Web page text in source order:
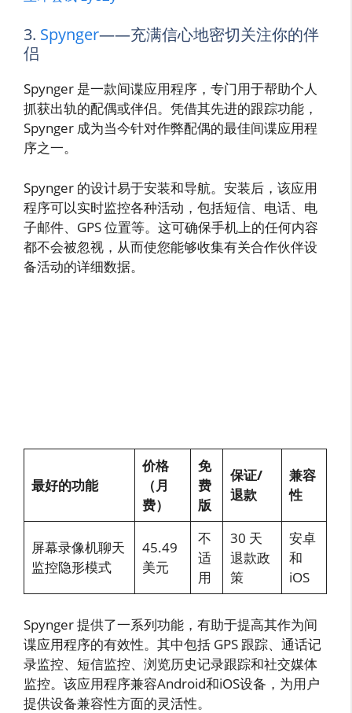
3. Spynger——充满信心地密切关注你的伴
侣
Spynger 是一款间谍应用程序，专门用于帮助个人
抓获出轨的配偶或伴侣。凭借其先进的跟踪功能，
Spynger 成为当今针对作弊配偶的最佳间谍应用程
序之一。
Spynger 的设计易于安装和导航。安装后，该应用
程序可以实时监控各种活动，包括短信、电话、电
子邮件、GPS 位置等。这可确保手机上的任何内容
都不会被忽视，从而使您能够收集有关合作伙伴设
备活动的详细数据。
最好的功能
价格
（月
费）
免
费
版
保证/
退款
兼容
性
屏幕录像机聊天
监控隐形模式
45.49
美元
不
适
用
30 天
退款政
策
安卓
和
iOS
Spynger 提供了一系列功能，有助于提高其作为间
谍应用程序的有效性。其中包括 GPS 跟踪、通话记
录监控、短信监控、浏览历史记录跟踪和社交媒体
监控。该应用程序兼容Android和iOS设备，为用户
提供设备兼容性方面的灵活性。